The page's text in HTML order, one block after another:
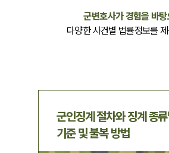
군변호사가 경험을 바
다양한 사건별 법률정보를
군인징계 절차와 징계 종
기준 및 불복 방법